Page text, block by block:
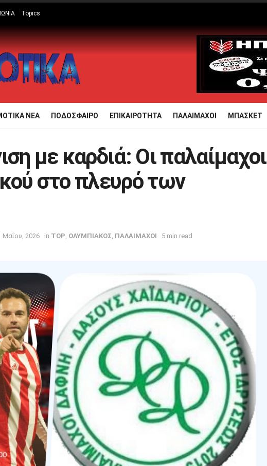
Topics
ΝΕΑ ΠΟΔΟΣΦΑΙΡΟ ΕΠΙΚΑΙΡΟΤΗΤΑ ΠΑΛΑΙΜΑΧΟΙ ΜΠΑΣΚΕΤ
με καρδιά: Οι παλαίμαχοι
στο πλευρό των
Μαΐου, 2026 in TOP ΟΛΥΜΠΙΑΚΟΣ ΠΑΛΑΙΜΑΧΟΙ 5 min read